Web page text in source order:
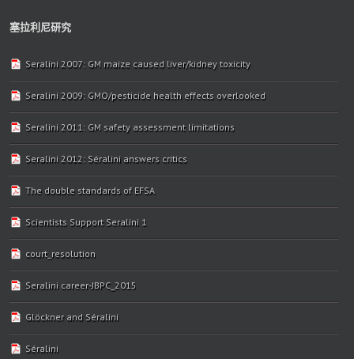
塞拉利尼研究
Seralini 2007: GM maize caused liver/kidney toxicity
Seralini 2009: GMO/pesticide health effects overlooked
Seralini 2011: GM safety assessment limitations
Seralini 2012: Séralini answers critics
The double standards of EFSA
Scientists Support Seralini 1
court_resolution
Seralini career-JBPC_2015
Glöckner and Séralini
Séralini